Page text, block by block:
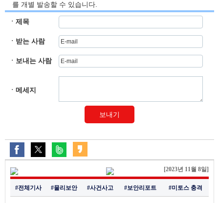
를 개별 발송할 수 있습니다.
ㆍ제목
ㆍ받는 사람
ㆍ보내는 사람
ㆍ메세지
보내기
[2023년 11월 8일]
#전체기사 #물리보안 #사건사고 #보안리포트 #미토스 충격